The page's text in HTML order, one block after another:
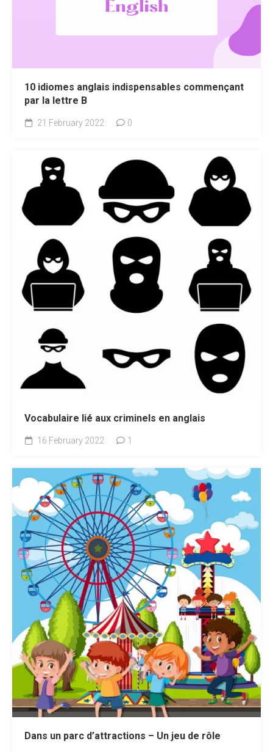
10 idiomes anglais indispensables commençant
par la lettre B
21 February 2022 0
Vocabulaire lié aux criminels en anglais
16 February 2022 1
Dans un parc d’attractions – Un jeu de rôle